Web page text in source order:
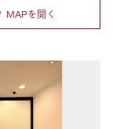
MAPを開く